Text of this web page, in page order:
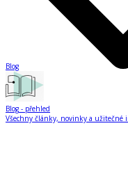
Blog
Blog - přehled
Všechny články, novinky a užitečné